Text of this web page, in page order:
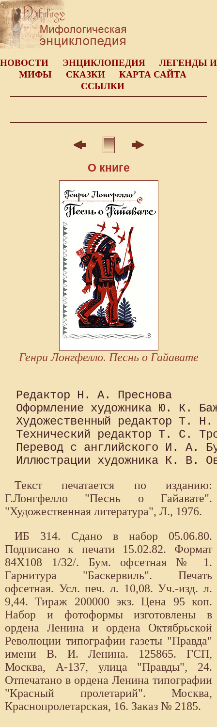
НОВОСТИ ЭНЦИКЛОПЕДИЯ
ЛЕГЕНДЫ И
МИФЫ
СКАЗКИ
КАРТА САЙТА
ССЫЛКИ
О книге
Генри Лонгфелло. Песнь о Гайавате
Редактор Н. А. Преснова
Оформление художника Ю. К.
Художественный редактор Т. Н.
Технический редактор Т. С.
Перевод с английского И. А.
Текст печатается по изданию:
Г.Лонгфелло "Песнь о Гайавате".
"Художественная литература", Л., 1976.
ИБ 314. Сдано в набор 05.06.80.
Подписано к печати 15.02.82. Формат
84X108 1/32/. Бум. офсетная № 1.
Гарнитура "Баскервиль". Печать
офсетная. Усл. печ. л. 10,08. Уч.-изд. л.
9,44. Тираж 200000 экз. Цена 95 коп.
Набор и фотоформы изготовлены в
ордена Ленина и ордена Октябрьской
Революции типографии газеты "Правда"
имени В. И. Ленина. 125865. ГСП,
Москва, А-137, улица "Правды", 24.
Отпечатано в ордена Ленина типографии
"Красный пролетарий". Москва,
Краснопролетарская, 16. Заказ № 2185.